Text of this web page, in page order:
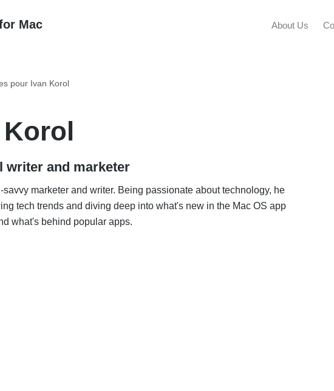
Mac About Us
pour Ivan Korol
Korol
writer and marketer
savvy marketer and writer. Being passionate about technology, he
tech trends and diving deep into what's new in the Mac OS app
what's behind popular apps.